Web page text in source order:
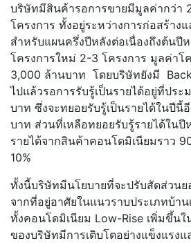
บริษัทมีสินค้ารอการขายมีมูลค่ากว่า
โครงการ ทั้งอยู่ระหว่างการก่อสร้าง
สำหรับแผนครึ่งปีหลังต่อเนื่องถึงต้นปี
โครงการใหม่ 2-3 โครงการ มูลค่าโ
3,000 ล้านบาท โดยบริษัทยังมี
ไปแล้วรอการรับรู้เป็นรายได้อยู่ที่ปร
บาท ซึ่งจะทยอยรับรู้เป็นรายได้ในปี
บาท ส่วนที่เหลือทยอยรับรู้รายได้ใน
รายได้จากสินค้าคอนโดมิเนียมราว
10%
ทั้งนี้บริษัทมีนโยบายที่จะปรับสัดส่วนย
จากที่อยู่อาศัยในแนวราบประเภทบ้าน
ทั้งคอนโดมิเนียม Low-Rise เพิ่มขึ้นใ
ของบริษัทมีการเติบโตอย่างแข็งแรงแ